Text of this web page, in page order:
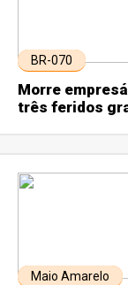
BR-070
Morre
três feridos
Maio Amarelo